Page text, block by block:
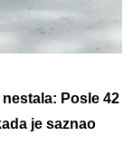
Posle 42
je saznao